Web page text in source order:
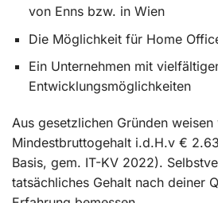
von Enns bzw. in Wien
Die Möglichkeit für Home
Ein Unternehmen mit
Entwicklungsmöglichkeiten
Aus gesetzlichen Gründen
Mindestbruttogehalt i.d.H.v €
Basis, gem. IT-KV 2022).
tatsächliches Gehalt nach deiner